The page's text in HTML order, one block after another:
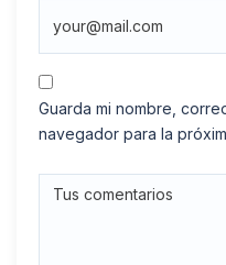
Guarda mi nombre,
navegador para la